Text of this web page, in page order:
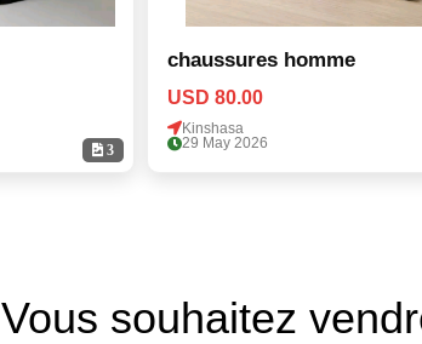
3
chaussures homme
USD 80.00
Kinshasa
29 May 2026
Vous souhaitez